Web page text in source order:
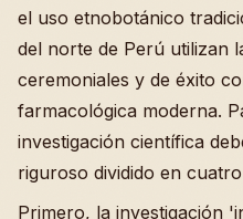
el uso etnobotánico
del norte de Perú utilizan
ceremoniales y de éxito
farmacológica moderna.
investigación científica
riguroso dividido en
Primero, la investigación